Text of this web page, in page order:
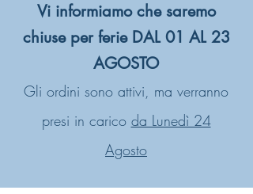
Vi informiamo che saremo
chiuse per ferie DAL 01 AL 23
AGOSTO
Gli ordini sono attivi, ma verranno
presi in carico da Lunedì 24
Agosto